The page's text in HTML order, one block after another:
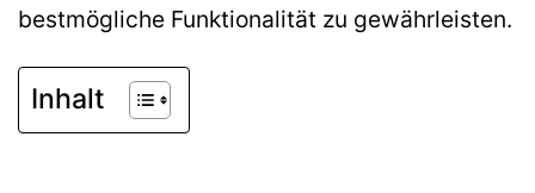
bestmögliche Funktionalität zu gewährleisten.
Inhalt